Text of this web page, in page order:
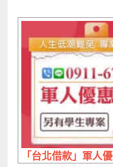
「台北借款」軍人